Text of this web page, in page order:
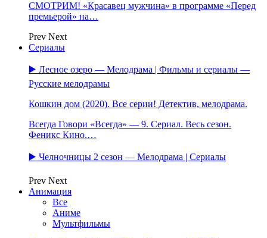
СМОТРИМ! «Красавец мужчина» в программе «Перед
премьерой» на…
Prev Next
Сериалы
▶️ Лесное озеро — Мелодрама | Фильмы и сериалы —
Русские мелодрамы
Кошкин дом (2020). Все серии! Детектив, мелодрама.
Всегда Говори «Всегда» — 9. Сериал. Весь сезон.
Феникс Кино.…
▶️ Челночницы 2 сезон — Мелодрама | Сериалы
Prev Next
Анимация
Все
Аниме
Мультфильмы